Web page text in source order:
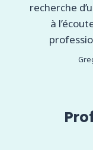
recherche
à